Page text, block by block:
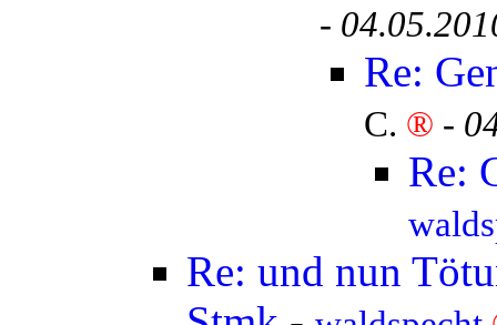
-
Re:
C. ® -
Re:
Re: und nun